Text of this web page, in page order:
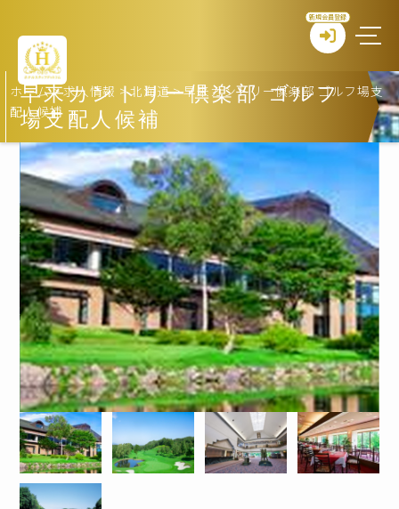
新規会員登録
早来カントリー倶楽部 ゴルフ
場支配人候補
ホーム>求人情報 >北海道>早来カントリー倶楽部 ゴルフ場支
配人候補